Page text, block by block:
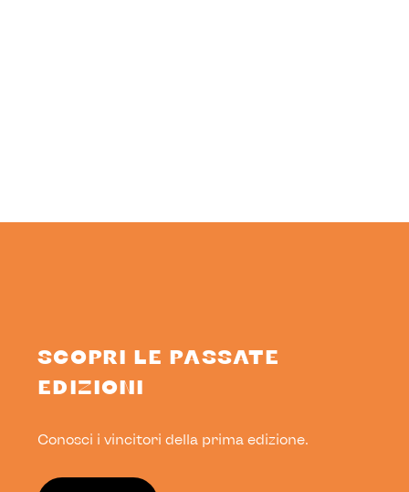
SCOPRI LE PASSATE
EDIZIONI
Conosci i vincitori della prima edizione.